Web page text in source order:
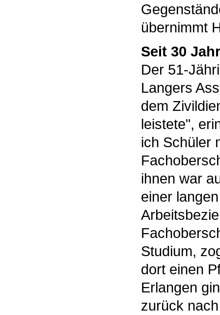
übernimmt
Seit 30
Der 51-
Langers
dem
leistete",
ich Schüler
ihnen war
einer
Studium,
dort einen
Erlangen
zurück